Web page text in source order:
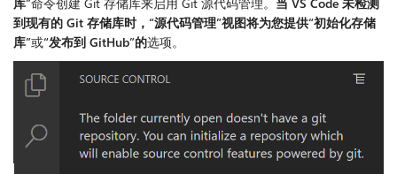
库”命令创建 Git 存储库来启用 Git 源代码管理。 当 VS Code 未检测
到现有的 Git 存储库时，“源代码管理”视图将为您提供“初始化存储
库”或“发布到 GitHub”的选项。